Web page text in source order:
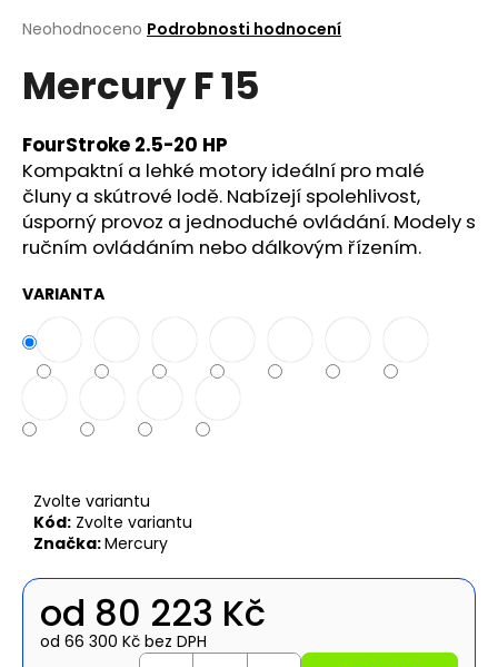
Průměrné
produktu
je
z
5
hvězdiček.
Neohodnoceno Podrobnosti hodnocení
Mercury F 15
FourStroke 2.5-20 HP
Kompaktní a lehké motory ideální pro malé
čluny a skútrové lodě. Nabízejí spolehlivost,
úsporný provoz a jednoduché ovládání. Modely s
ručním ovládáním nebo dálkovým řízením.
VARIANTA
Zvolte variantu
Kód: Zvolte variantu
Značka:Mercury
od 80 223 Kč
od 66 300 Kč bez DPH
a
?
Hledat
D
o
p
o
č
u
e
m